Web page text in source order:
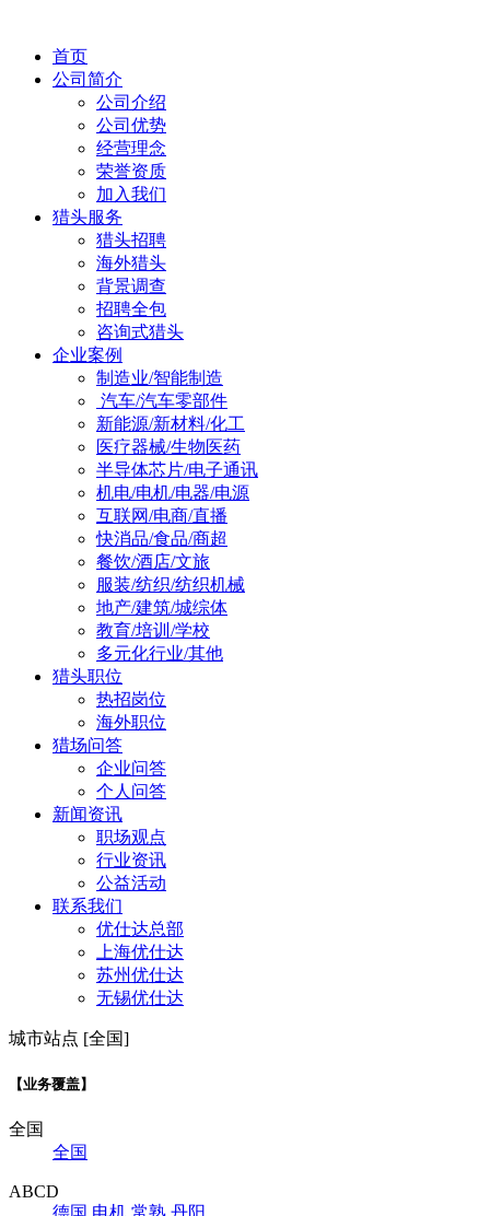
首页
公司简介
公司介绍
公司优势
经营理念
荣誉资质
加入我们
猎头服务
猎头招聘
海外猎头
背景调查
招聘全包
咨询式猎头
企业案例
制造业/智能制造
汽车/汽车零部件
新能源/新材料/化工
医疗器械/生物医药
半导体芯片/电子通讯
机电/电机/电器/电源
互联网/电商/直播
快消品/食品/商超
餐饮/酒店/文旅
服装/纺织/纺织机械
地产/建筑/城综体
教育/培训/学校
多元化行业/其他
猎头职位
热招岗位
海外职位
猎场问答
企业问答
个人问答
新闻资讯
职场观点
行业资讯
公益活动
联系我们
优仕达总部
上海优仕达
苏州优仕达
无锡优仕达
城市站点 [全国]
【业务覆盖】
全国
全国
ABCD